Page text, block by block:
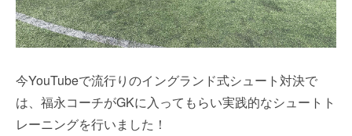
今YouTubeで流行りのイングランド式シュート対決で
は、福永コーチがGKに入ってもらい実践的なシュートト
レーニングを行いました！